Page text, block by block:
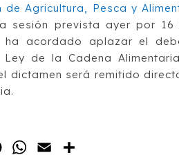
de Agricultura, Pesca y
sesión prevista ayer por
ha acordado aplazar el
Ley de la Cadena
dictamen será remitido
FacebookWhatsApp
Email